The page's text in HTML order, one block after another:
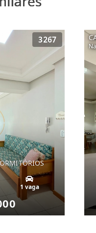
3267
1 vaga